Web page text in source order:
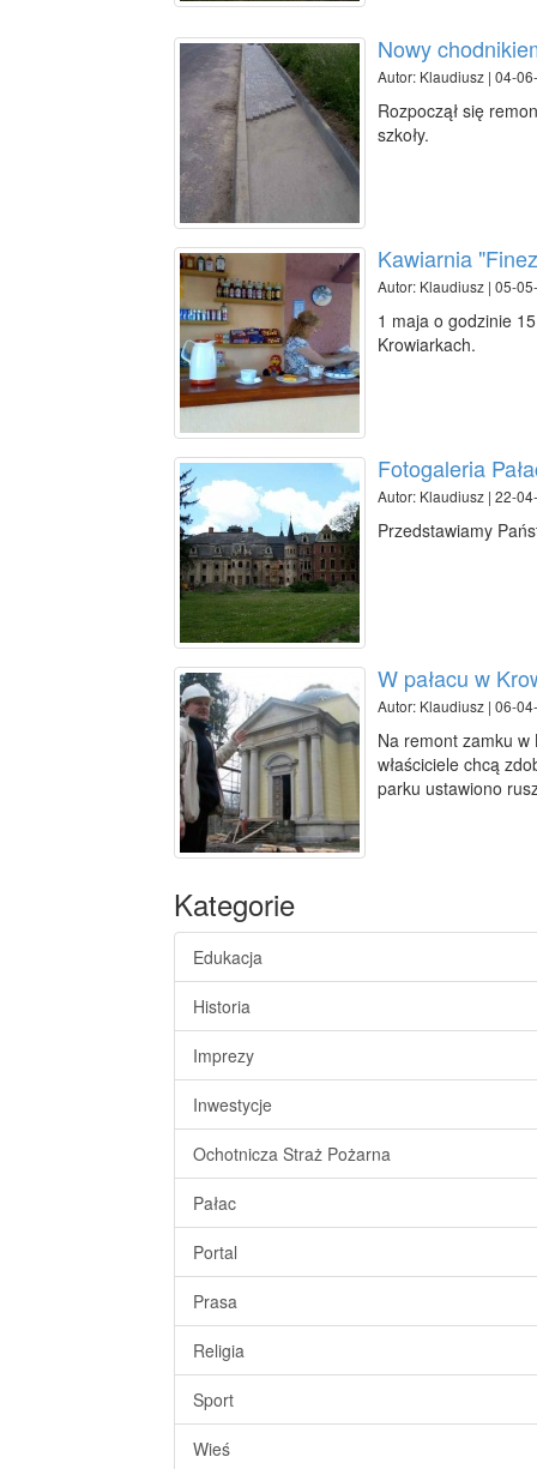
Nowy
Autor: Klaudiusz | 04-
Rozpoczął się
szkoły.
Kawiarnia
Autor: Klaudiusz | 05-
1 maja o godzinie
Krowiarkach.
Fotogaleria
Autor: Klaudiusz | 22-
Przedstawiamy
W pałacu w
Autor: Klaudiusz | 06-
Na remont zamku w
właściciele chcą
parku ustawiono
Kategorie
Edukacja
Historia
Imprezy
Inwestycje
Ochotnicza Straż Pożarna
Pałac
Portal
Prasa
Religia
Sport
Wieś